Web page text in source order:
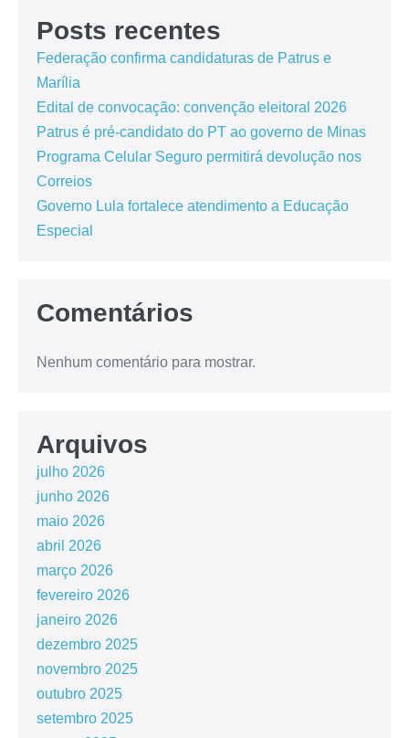
Posts recentes
Federação confirma candidaturas de Patrus e
Marília
Edital de convocação: convenção eleitoral 2026
Patrus é pré-candidato do PT ao governo de Minas
Programa Celular Seguro permitirá devolução nos
Correios
Governo Lula fortalece atendimento a Educação
Especial
Comentários
Nenhum comentário para mostrar.
Arquivos
julho 2026
junho 2026
maio 2026
abril 2026
março 2026
fevereiro 2026
janeiro 2026
dezembro 2025
novembro 2025
outubro 2025
setembro 2025